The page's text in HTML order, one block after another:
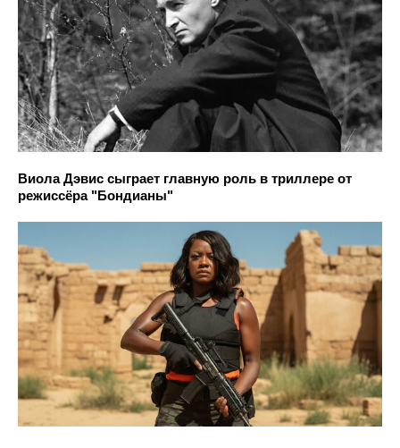
Виола Дэвис сыграет главную роль в триллере от
режиссёра "Бондианы"